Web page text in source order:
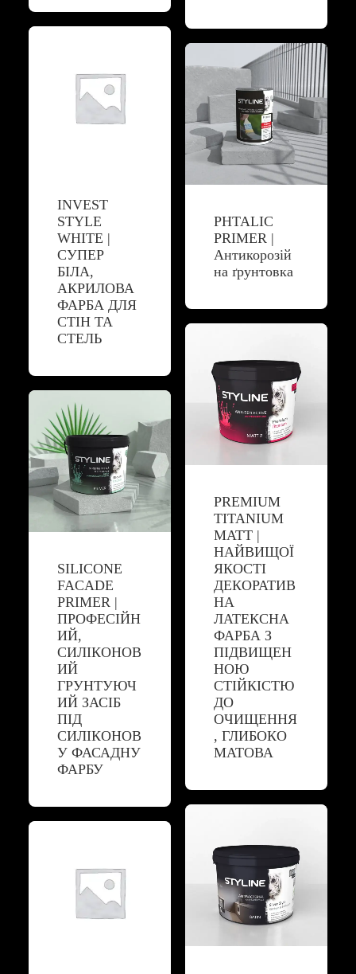
INVEST
STYLE
WHITE |
СУПЕР
БІЛА,
АКРИЛОВА
ФАРБА ДЛЯ
СТІН ТА
СТЕЛЬ
PHTALIC
PRIMER |
Антикорозій
на ґрунтовка
PREMIUM
TITANIUM
MATT |
НАЙВИЩОЇ
ЯКОСТІ
ДЕКОРАТИВ
НА
ЛАТЕКСНА
ФАРБА З
ПІДВИЩЕН
НОЮ
СТІЙКІСТЮ
ДО
ОЧИЩЕННЯ
, ГЛИБОКО
МАТОВА
SILICONE
FACADE
PRIMER |
ПРОФЕСІЙН
ИЙ,
СИЛІКОНОВ
ИЙ
ГРУНТУЮЧ
ИЙ ЗАСІБ
ПІД
СИЛІКОНОВ
У ФАСАДНУ
ФАРБУ